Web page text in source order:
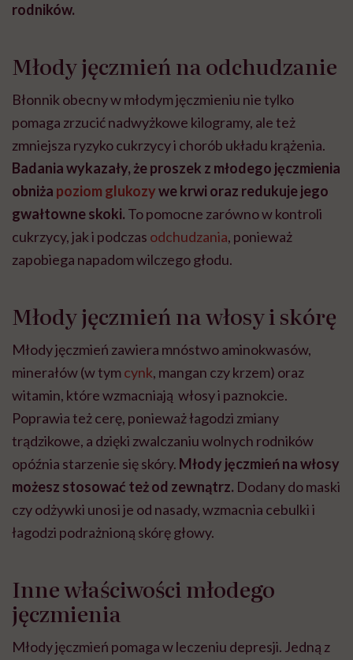
rodników.
Młody jęczmień na odchudzanie
Błonnik obecny w młodym jęczmieniu nie tylko
pomaga zrzucić nadwyżkowe kilogramy, ale też
zmniejsza ryzyko cukrzycy i chorób układu krążenia.
Badania wykazały, że proszek z młodego jęczmienia
obniża poziom glukozywe krwi oraz redukuje jego
gwałtowne skoki. To pomocne zarówno w kontroli
cukrzycy, jak i podczas odchudzania, ponieważ
zapobiega napadom wilczego głodu.
Młody jęczmień na włosy i skórę
Młody jęczmień zawiera mnóstwo aminokwasów,
minerałów (w tymcynk, mangan czy krzem) oraz
witamin, które wzmacniają włosy i paznokcie.
Poprawia też cerę, ponieważ łagodzi zmiany
trądzikowe, a dzięki zwalczaniu wolnych rodników
opóźnia starzenie się skóry. Młody jęczmień na włosy
możesz stosować też od zewnątrz. Dodany do maski
czy odżywki unosi je od nasady, wzmacnia cebulki i
łagodzi podrażnioną skórę głowy.
Inne właściwości młodego
jęczmienia
Młody jęczmień pomaga w leczeniu depresji. Jedną z